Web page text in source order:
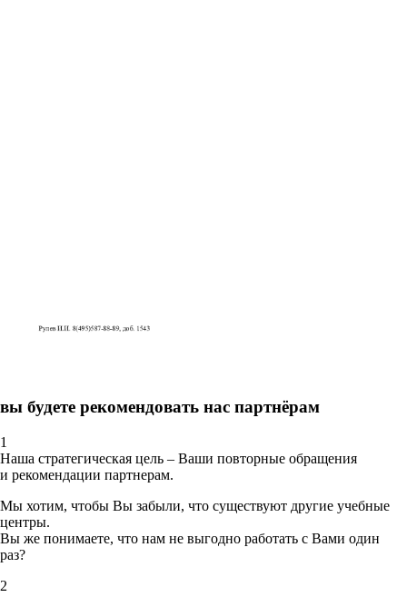
вы будете рекомендовать нас партнёрам
1
Наша стратегическая цель – Ваши повторные обращения
и рекомендации партнерам.
Мы хотим, чтобы Вы забыли, что существуют другие учебные
центры.
Вы же понимаете, что нам не выгодно работать с Вами один
раз?
2